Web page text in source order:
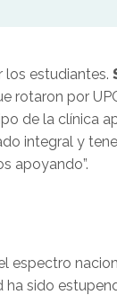
los estudiantes.
rotaron por
de la clínica
integral y
apoyando”.
espectro
sido